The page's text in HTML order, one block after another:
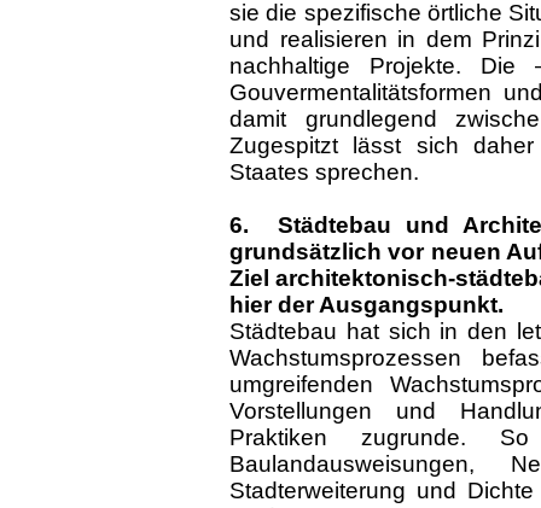
sie die spezifische örtliche
und realisieren in dem
nachhaltige Projekte. Die
Gouvermentalitätsformen
damit grundlegend
Zugespitzt lässt sich
Staates sprechen.
6. Städtebau und
grundsätzlich vor neuen
Ziel architektonisch-
hier der Ausgangspunkt.
Städtebau hat sich in den
Wachstumsprozessen
umgreifenden
Vorstellungen und
Praktiken zugrunde. So
Baulandausweisungen,
Stadterweiterung und